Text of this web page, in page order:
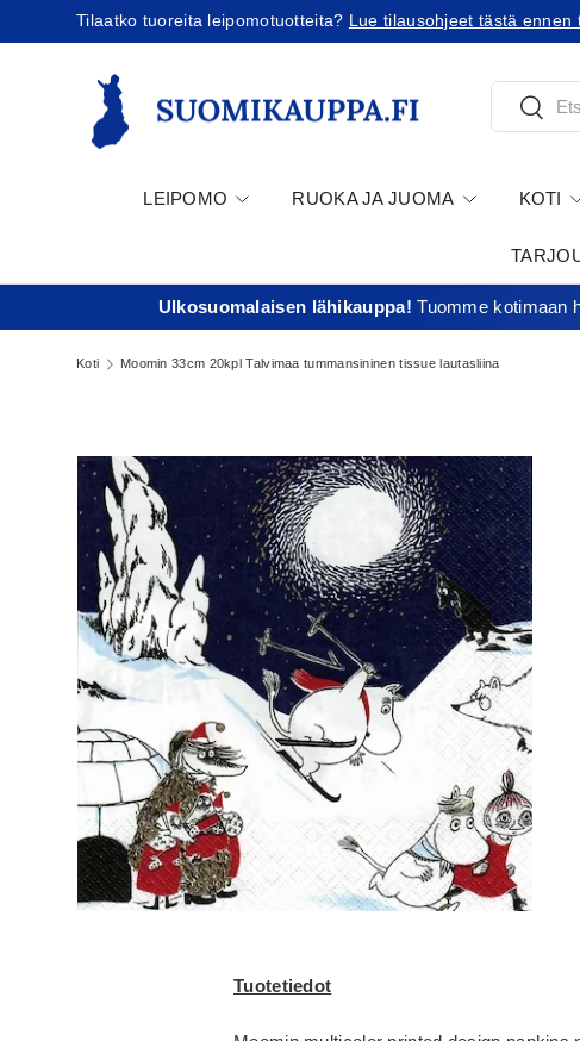
Jatka sisältöön
Tilaatko tuoreita leipomotuotteita? Lue tilausohjeet tästä ennen
Etsi
LEIPOMO RUOKA JA JUOMA KOTI
Ulkosuomalaisen lähikauppa!Tuomme kotimaan
Koti Moomin 33cm 20kpl Talvimaa tummansininen tissue lautasliina
Tuotetiedot